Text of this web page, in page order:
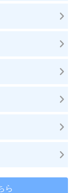
ら